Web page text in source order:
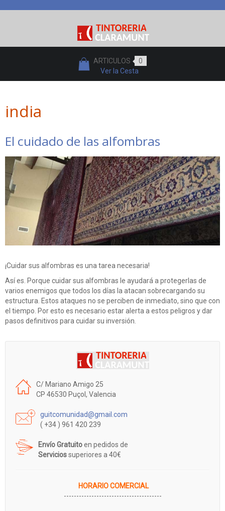
ARTICULOS
0
Ver la Cesta
india
El cuidado de las alfombras
¡Cuidar sus alfombras es una tarea necesaria!
Así es. Porque cuidar sus alfombras le ayudará a protegerlas de
varios enemigos que todos los días la atacan sobrecargando su
estructura. Estos ataques no se perciben de inmediato, sino que con
el tiempo. Por esto es necesario estar alerta a estos peligros y dar
pasos definitivos para cuidar su inversión.
C/ Mariano Amigo 25
CP 46530 Puçol, Valencia
guitcomunidad@gmail.com
( +34 ) 961 420 239
Envío Gratuitoen pedidos de
Serviciossuperiores a 40€
HORARIO COMERCIAL
---------------------------------------